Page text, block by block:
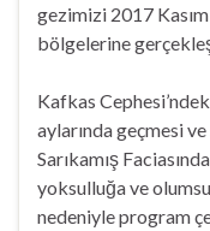
gezimizi 2017 Kasım
bölgelerine
Kafkas
aylarında geçmesi
Sarıkamış
yoksulluğa ve
nedeniyle program